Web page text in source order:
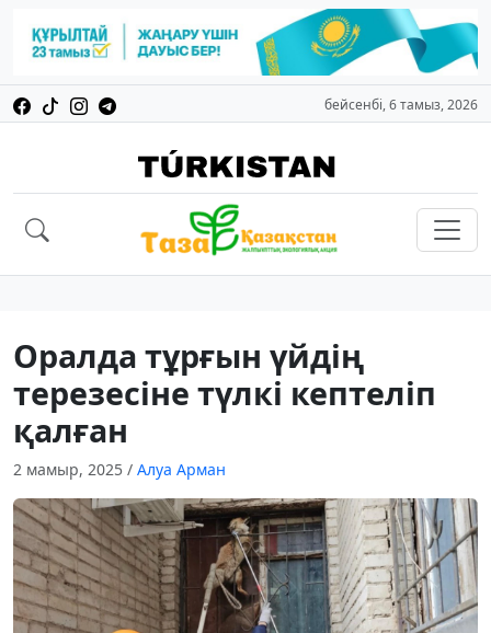
бейсенбі, 6 тамыз, 2026
Оралда тұрғын үйдің
терезесіне түлкі кептеліп
қалған
2 мамыр, 2025 / Алуа Арман